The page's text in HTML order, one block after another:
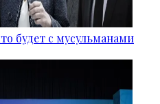
будет с мусульманами